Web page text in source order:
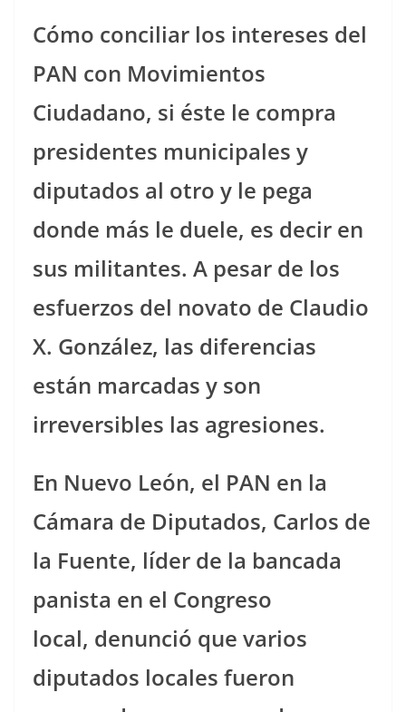
Cómo conciliar los intereses del
PAN con Movimientos
Ciudadano, si éste le compra
presidentes municipales y
diputados al otro y le pega
donde más le duele, es decir en
sus militantes. A pesar de los
esfuerzos del novato de Claudio
X. González, las diferencias
están marcadas y son
irreversibles las agresiones.
En Nuevo León, el PAN en la
Cámara de Diputados, Carlos de
la Fuente, líder de la bancada
panista en el Congreso
local, denunció que varios
diputados locales fueron